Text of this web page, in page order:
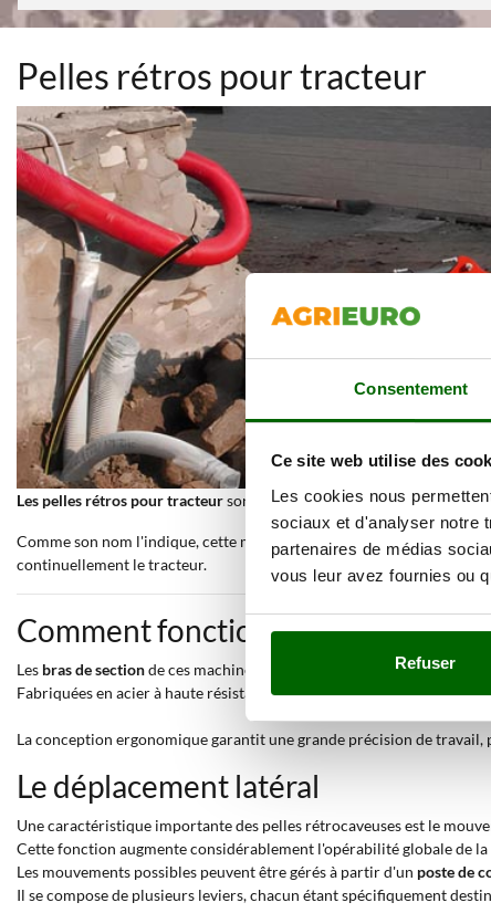
Consentement
Ce site web utilise des
Les cookies nous
sociaux et d'analyser notre
partenaires de médias
vous leur avez fournies ou
Refuser
Pelles rétros pour tracteur
Les pelles rétros pour tracteursont idéales pour les opérations
Comme son nom l'indique, cette machine travaille attelée au
continuellement le tracteur.
Comment fonctionne le bras de
Les bras de sectionde ces machines sont conçus pour assurer une
Fabriquées en acier à haute résistance, elles sont capables de
La conception ergonomique garantit une grande précision de
Le déplacement latéral
Une caractéristique importante des pelles rétrocaveuses est le
Cette fonction augmente considérablement l'opérabilité globale de
Les mouvements possibles peuvent être gérés à partir d'un poste de
Il se compose de plusieurs leviers, chacun étant spécifiquement